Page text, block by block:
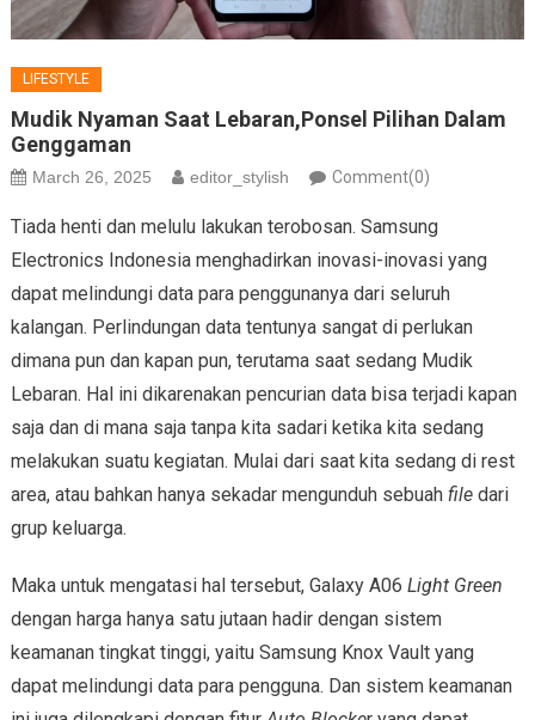
LIFESTYLE
Mudik Nyaman Saat Lebaran,Ponsel Pilihan Dalam
Genggaman
March 26, 2025 editor_stylish Comment(0)
Tiada henti dan melulu lakukan terobosan. Samsung
Electronics Indonesia menghadirkan inovasi-inovasi yang
dapat melindungi data para penggunanya dari seluruh
kalangan. Perlindungan data tentunya sangat di perlukan
dimana pun dan kapan pun, terutama saat sedang Mudik
Lebaran. Hal ini dikarenakan pencurian data bisa terjadi kapan
saja dan di mana saja tanpa kita sadari ketika kita sedang
melakukan suatu kegiatan. Mulai dari saat kita sedang di rest
area, atau bahkan hanya sekadar mengunduh sebuah file dari
grup keluarga.
Maka untuk mengatasi hal tersebut, Galaxy A06 Light Green
dengan harga hanya satu jutaan hadir dengan sistem
keamanan tingkat tinggi, yaitu Samsung Knox Vault yang
dapat melindungi data para pengguna. Dan sistem keamanan